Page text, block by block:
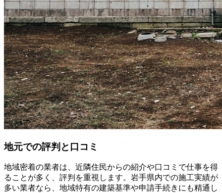
地元での評判と口コミ
地域密着の業者は、近隣住民からの紹介や口コミで仕事を得
ることが多く、評判を重視します。岩手県内での施工実績が
多い業者なら、地域特有の建築基準や申請手続きにも精通し